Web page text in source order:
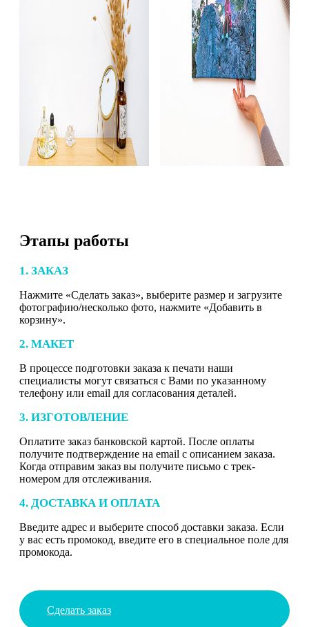
Этапы работы
1. ЗАКАЗ
Нажмите «Сделать заказ», выберите размер и загрузите
фотографию/несколько фото, нажмите «Добавить в
корзину».
2. МАКЕТ
В процессе подготовки заказа к печати наши
специалисты могут связаться с Вами по указанному
телефону или email для согласования деталей.
3. ИЗГОТОВЛЕНИЕ
Оплатите заказ банковской картой. После оплаты
получите подтверждение на email с описанием заказа.
Когда отправим заказ вы получите письмо с трек-
номером для отслеживания.
4. ДОСТАВКА И ОПЛАТА
Введите адрес и выберите способ доставки заказа. Если
у вас есть промокод, введите его в специальное поле для
промокода.
Сделать заказ